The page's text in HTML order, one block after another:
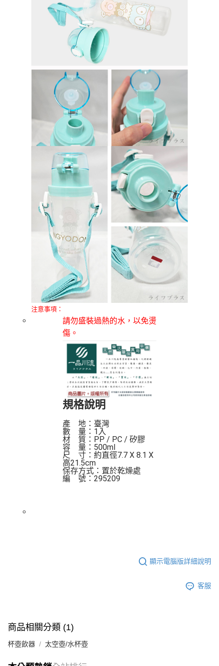
時審查核予不同之上限額度；若仍有額度不足之情形，本公司將視審查結果
請求用戶進行身份認證。
５．嚴禁一人註冊多個帳號或使用他人資訊註冊。若發現惡意使用之情形，
恩沛科技股份有限公司將有權停止該用戶之使用額度並採取法律行動。
每筆NT$80，滿NT$490(含以上)免運費
每筆NT$150，滿NT$3,000(含以上)免運費
注意事項：
請勿盛裝過熱的水，以免燙
傷。
規格說明
產    地：臺灣
數    量：1入
材    質：PP / PC / 矽膠
容    量：500ml
尺    寸：約直徑7.7 X 8.1 X
高21.5cm
保存方式：置於乾燥處
編    號：295209
顯示電腦版詳細說明
客服
商品相關分類 (1)
杯壺飲器 太空壺/水杯壺